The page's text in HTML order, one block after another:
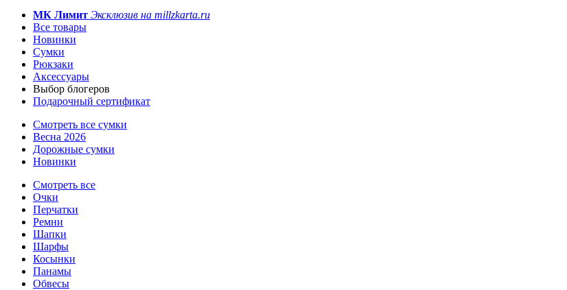
МК Лимит Эксклюзив на millzkarta.ru
Все товары
Новинки
Сумки
Рюкзаки
Аксессуары
Выбор блогеров
Подарочный сертификат
Смотреть все сумки
Весна 2026
Дорожные сумки
Новинки
Смотреть все
Очки
Перчатки
Ремни
Шапки
Шарфы
Косынки
Панамы
Обвесы